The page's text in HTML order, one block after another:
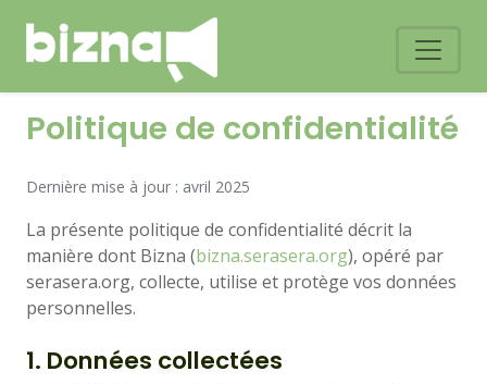
Politique de confidentialité
Dernière mise à jour : avril 2025
La présente politique de confidentialité décrit la
manière dont Bizna (bizna.serasera.org), opéré par
serasera.org, collecte, utilise et protège vos données
personnelles.
1. Données collectées